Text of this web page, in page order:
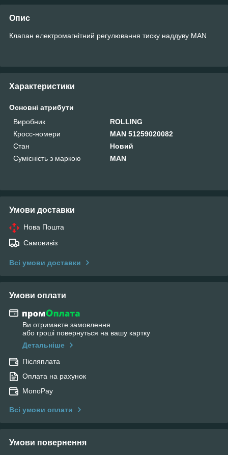
Опис
Клапан електромагнітний регулювання тиску наддуву MAN
Характеристики
Основні атрибути
Виробник
ROLLING
Кросс-номери
MAN 51259020082
Стан
Новий
Сумісність з маркою
MAN
Умови доставки
Нова Пошта
Самовивіз
Всі умови доставки
Умови оплати
Ви отримаєте замовлення
або гроші повернуться на вашу картку
Детальніше
Післяплата
Оплата на рахунок
MonoPay
Всі умови оплати
Умови повернення